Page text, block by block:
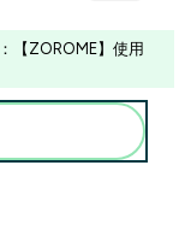
【ZOROME】使用